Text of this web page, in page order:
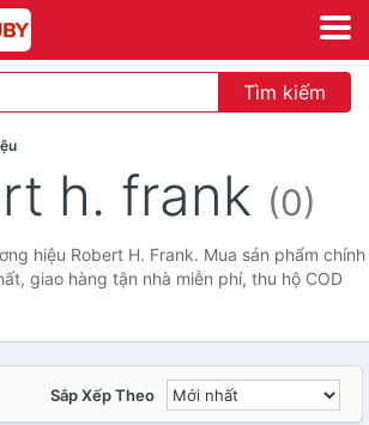
Tìm kiếm
h. frank (0)
hiệu Robert H. Frank. Mua sản phẩm chính
giao hàng tận nhà miễn phí, thu hộ COD
Sắp Xếp Theo